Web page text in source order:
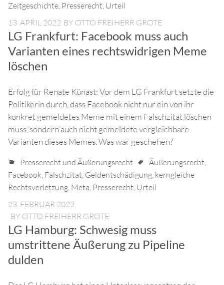
Zeitgeschichte, Presserecht, Urteil
13. APRIL 2022 BY OTTO FREIHERR GROTE
LG Frankfurt: Facebook muss auch
Varianten eines rechtswidrigen Meme
löschen
Erfolg für Renate Künast: Vor dem LG Frankfurt setzte die
Politikerin durch, dass Facebook nicht nur ein von ihr
konkret gemeldetes Meme mit einem Falschzitat löschen
muss, sondern auch nicht gemeldete vergleichbare
Varianten dieses Memes. Was war geschehen?
Presserecht und Äußerungsrecht Äußerungsrecht,
Facebook, Falschzitat, Geldentschädigung, kerngleiche
Rechtsverletzung, Meta, Presserecht, Urteil
23. FEBRUAR 2022
BY OTTO FREIHERR GROTE
LG Hamburg: Schwesig muss
umstrittene Äußerung zu Pipeline
dulden